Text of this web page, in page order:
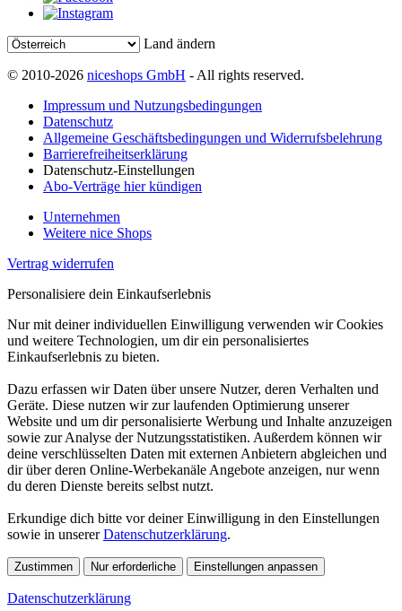
Land ändern
© 2010-2026 niceshops GmbH - All rights reserved.
Impressum und Nutzungsbedingungen
Datenschutz
Allgemeine Geschäftsbedingungen und Widerrufsbelehrung
Barrierefreiheitserklärung
Datenschutz-Einstellungen
Abo-Verträge hier kündigen
Unternehmen
Weitere nice Shops
Vertrag widerrufen
Personalisiere dein Einkaufserlebnis
Nur mit deiner individuellen Einwilligung verwenden wir Cookies
und weitere Technologien, um dir ein personalisiertes
Einkaufserlebnis zu bieten.
Dazu erfassen wir Daten über unsere Nutzer, deren Verhalten und
Geräte. Diese nutzen wir zur laufenden Optimierung unserer
Website und um dir personalisierte Werbung und Inhalte anzuzeigen
sowie zur Analyse der Nutzungsstatistiken. Außerdem können wir
deine verschlüsselten Daten mit externen Anbietern abgleichen und
dir über deren Online-Werbekanäle Angebote anzeigen, nur wenn
du deren Dienste bereits selbst nutzt.
Erkundige dich bitte vor deiner Einwilligung in den Einstellungen
sowie in unsererDatenschutzerklärung.
Zustimmen Nur erforderliche Einstellungen anpassen
Datenschutzerklärung